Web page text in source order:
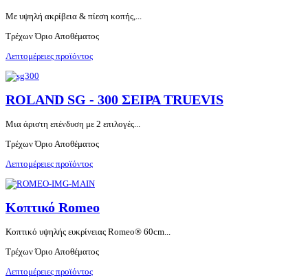
Με υψηλή ακρίβεια & πίεση κοπής,...
Τρέχων Όριο Αποθέματος
Λεπτομέρειες προϊόντος
ROLAND SG - 300 ΣΕΙΡΑ TRUEVIS
Μια άριστη επένδυση με 2 επιλογές...
Τρέχων Όριο Αποθέματος
Λεπτομέρειες προϊόντος
Κοπτικό Romeo
Κοπτικό υψηλής ευκρίνειας Romeo® 60cm...
Τρέχων Όριο Αποθέματος
Λεπτομέρειες προϊόντος